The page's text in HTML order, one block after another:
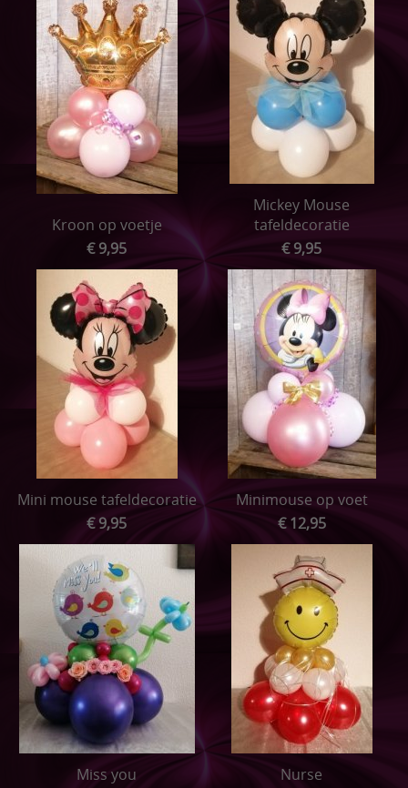
Kroon op voetje
€ 9,95
Mickey Mouse
tafeldecoratie
€ 9,95
Mini mouse tafeldecoratie
€ 9,95
Minimouse op voet
€ 12,95
Miss you
Nurse